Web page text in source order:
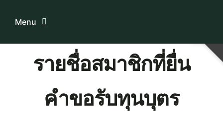
Menu
Home
ระบบบริการสมาชิก
รายชื่อสมาชิกที่ยื่น
คำขอรับทุนบุตร